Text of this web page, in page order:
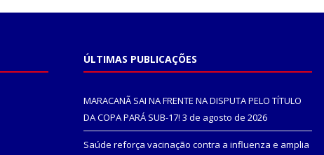
ÚLTIMAS PUBLICAÇÕES
MARACANÃ SAI NA FRENTE NA DISPUTA PELO TÍTULO
DA COPA PARÁ SUB-17! 3 de agosto de 2026
Saúde reforça vacinação contra a influenza e amplia